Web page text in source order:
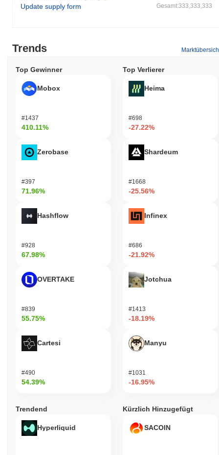
Update supply form
Gesamt:333,333,333
Trends
Top Gewinner
Mobox
#1437
410.11%
Zerobase
#397
71.96%
Hashflow
#928
67.98%
OVERTAKE
#839
55.75%
Cartesi
#490
54.39%
Top Verlierer
Heima
#698
-27.22%
Shardeum
#1668
-25.56%
Infinex
#686
-21.92%
Jotchua
#1413
-18.19%
Manyu
#1031
-16.95%
Trendend
Hyperliquid
Kürzlich Hinzugefügt
SACOIN